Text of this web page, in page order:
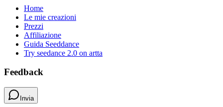
Home
Le mie creazioni
Prezzi
Affiliazione
Guida Seeddance
Try seedance 2.0 on artta
Feedback
Invia